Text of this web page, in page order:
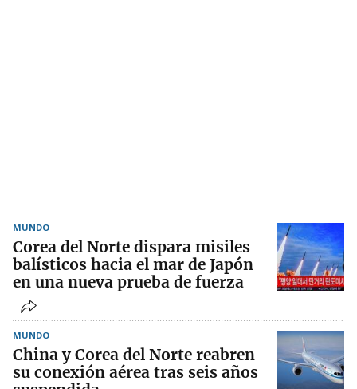
MUNDO
Corea del Norte dispara misiles
balísticos hacia el mar de Japón
en una nueva prueba de fuerza
MUNDO
China y Corea del Norte reabren
su conexión aérea tras seis años